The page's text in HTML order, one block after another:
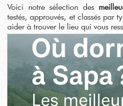
Voici notre sélection des
testés, approuvés, et classés par
aider à trouver le lieu qui vous